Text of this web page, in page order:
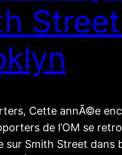
Cette annÃ©e
de l’OM se
sur Smith Street dans